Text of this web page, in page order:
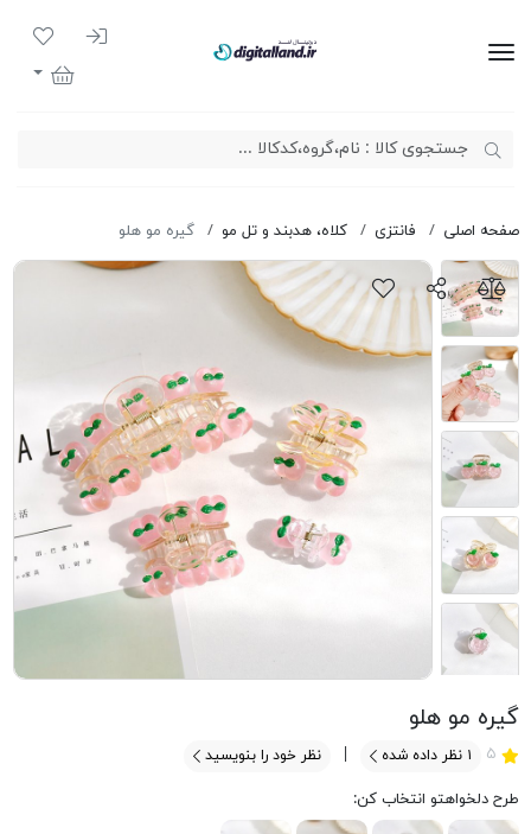
ورود به
لیست
سبد خرید
صفحه اصلی فانتزی کلاه، هدبند و تل مو گیره مو هلو
گیره مو هلو
۵ ۱ نظر داده شده نظر خود را بنویسید
طرح دلخواهتو انتخاب کن: